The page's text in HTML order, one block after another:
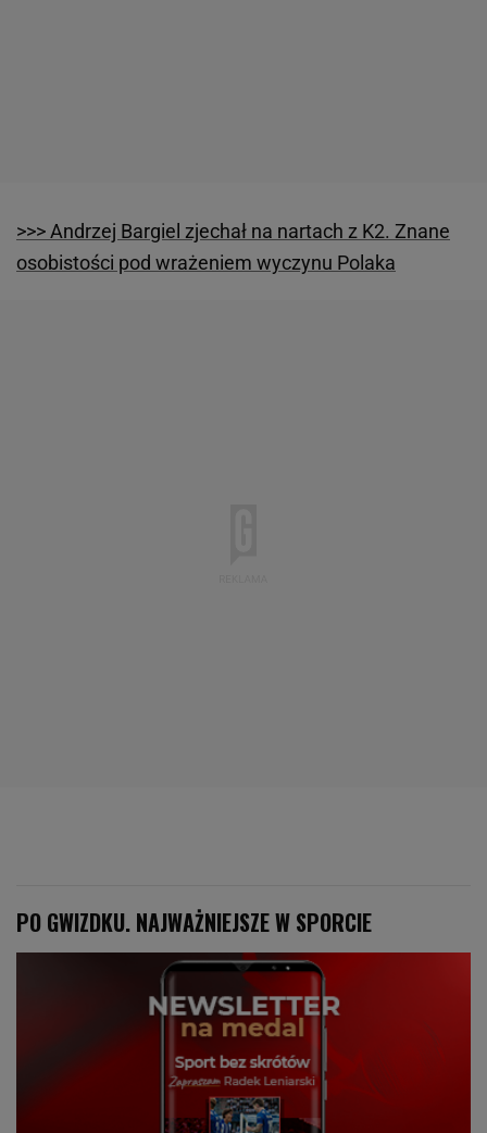
>>> Andrzej Bargiel zjechał na nartach z K2. Znane
osobistości pod wrażeniem wyczynu Polaka